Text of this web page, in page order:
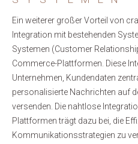
Ein weiterer großer Vorteil von
Integration mit bestehenden
Systemen (Customer
Commerce-Plattformen. Diese
Unternehmen, Kundendaten
personalisierte Nachrichten auf
versenden. Die nahtlose
Plattformen trägt dazu bei, die
Kommunikationsstrategien zu